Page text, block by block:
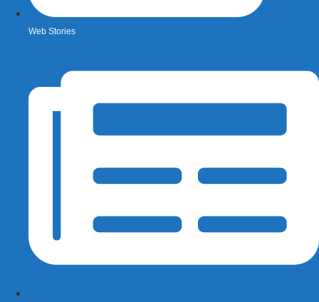
Web Stories